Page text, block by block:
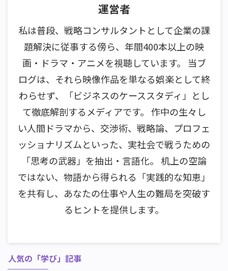
運営者
私は普段、戦略コンサルタントとして企業の課
題解決に従事する傍ら、年間400本以上の映
画・ドラマ・アニメを視聴しています。 当ブ
ログは、それら映像作品を単なる娯楽として終
わらせず、「ビジネスのケーススタディ」とし
て徹底解剖するメディアです。 作中の生々し
い人間ドラマから、交渉術、戦略論、プロフェ
ッショナリズムといった、実社会で戦うための
「思考の武器」を抽出・言語化。 机上の空論
ではない、物語から得られる「実践的な知恵」
を共有し、あなたの仕事や人生の難局を突破す
るヒントを提供します。
人気の「学び」記事